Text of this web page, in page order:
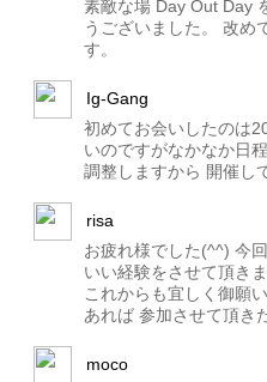
素敵な場 Day Out Day
うございました。 改め
す。
Ig-Gang
初めてお会いしたのは
いのですがなかなか日
調整しますから 開催し
risa
お疲れ様でした(^^) 今
いい経験をさせて頂き
これからも宜しく御願
あれば 参加させて頂き
moco